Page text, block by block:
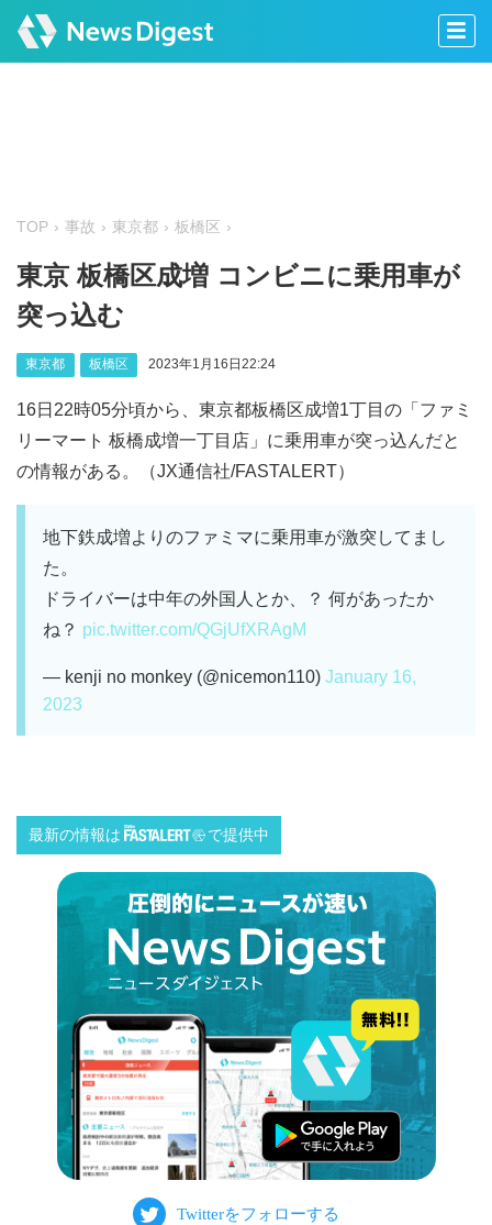
TOP 事故 東京都 板橋区
東京 板橋区成増 コンビニに乗用車が
突っ込む
東京都 板橋区 2023年1月16日22:24
16日22時05分頃から、東京都板橋区成増1丁目の「ファミ
リーマート 板橋成増一丁目店」に乗用車が突っ込んだと
の情報がある。（JX通信社/FASTALERT）
地下鉄成増よりのファミマに乗用車が激突してまし
た。
ドライバーは中年の外国人とか、？ 何があったか
ね？ pic.twitter.com/QGjUfXRAgM
— kenji no monkey (@nicemon110) January 16,
2023
最新の情報は で提供中